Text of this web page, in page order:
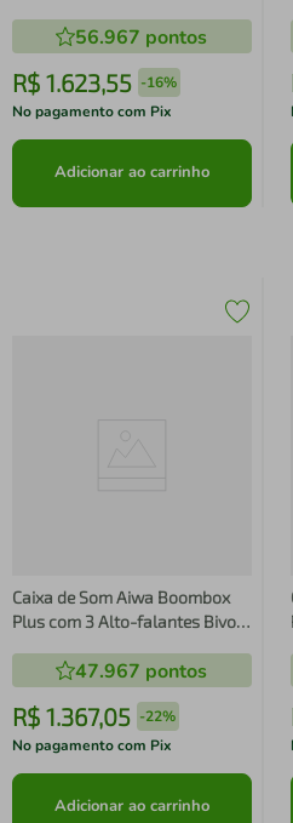
RMS - Bivolt56.967 pontos
R$ 1.623,55 -16%
No pagamento com Pix
Adicionar ao carrinho
Caixa de Som Aiwa Boombox
Plus com 3 Alto-falantes Bivolt
Água e Poeira AWS-BBS-01B -
200W
47.967 pontos
R$ 1.367,05 -22%
No pagamento com Pix
Adicionar ao carrinho